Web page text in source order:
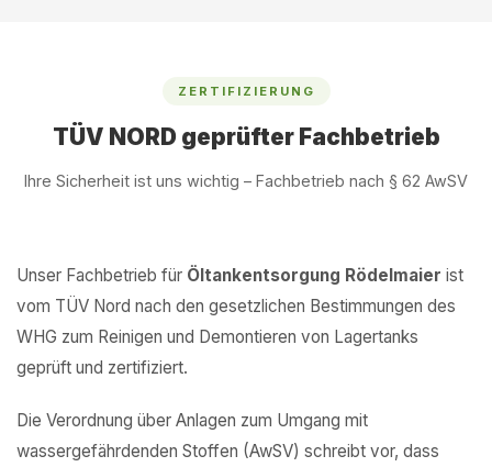
ZERTIFIZIERUNG
TÜV NORD geprüfter Fachbetrieb
Ihre Sicherheit ist uns wichtig – Fachbetrieb nach § 62 AwSV
Unser Fachbetrieb für Öltankentsorgung Rödelmaier ist
vom TÜV Nord nach den gesetzlichen Bestimmungen des
WHG zum Reinigen und Demontieren von Lagertanks
geprüft und zertifiziert.
Die Verordnung über Anlagen zum Umgang mit
wassergefährdenden Stoffen (AwSV) schreibt vor, dass